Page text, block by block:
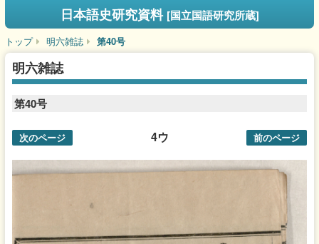
日本語史研究資料 [国立国語研究所蔵]
トップ 明六雑誌 第40号
明六雑誌
第40号
4ウ
次のページ 前のページ